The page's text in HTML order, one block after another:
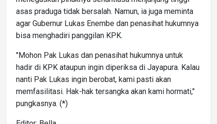
asas praduga tidak bersalah. Namun, ia juga meminta
agar Gubernur Lukas Enembe dan penasihat hukumnya
bisa menghadiri panggilan KPK.
"Mohon Pak Lukas dan penasihat hukumnya untuk
hadir di KPK ataupun ingin diperiksa di Jayapura. Kalau
nanti Pak Lukas ingin berobat, kami pasti akan
memfasilitasi. Hak-hak tersangka akan kami hormati,"
pungkasnya. (*)